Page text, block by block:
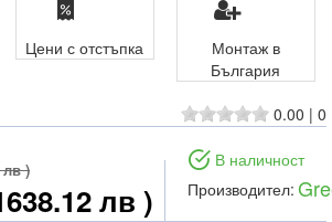
0.00 | 0
лв )
лв )
В наличност
Производител:
Цени с отстъпка
Монтаж в
България